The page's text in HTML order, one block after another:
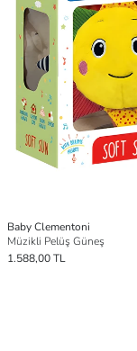
Baby Clementoni
Müzikli Pelüş Güneş
1.588,00 TL